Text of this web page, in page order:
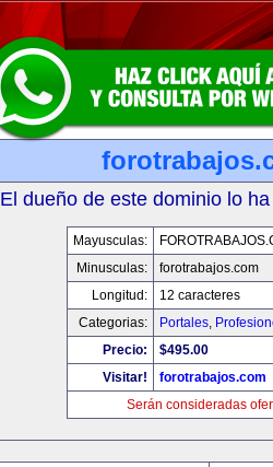
El dueño de este dominio lo
Mayusculas:
Minusculas:
forotrabajos.com
Longitud:
12 caracteres
Categorias:
Portales,
Precio:
$495.00
Visitar!
forotrabajos.com
Serán consideradas